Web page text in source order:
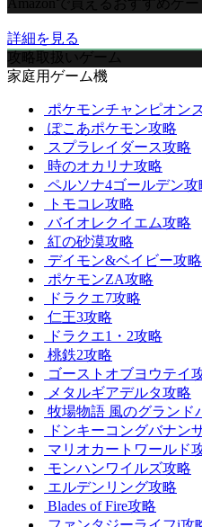
Amazonで買えるおすすめゲ
詳細を見る
攻略取扱いゲーム
家庭用ゲーム機
ポケモンチャンピオン
ぽこあポケモン攻略
スプラレイダース攻略
時のオカリナ攻略
ペルソナ4ゴールデン攻
トモコレ攻略
バイオレクイエム攻略
紅の砂漠攻略
デイモン&ベイビー攻略
ポケモンZA攻略
ドラクエ7攻略
仁王3攻略
ドラクエ1・2攻略
桃鉄2攻略
ゴーストオブヨウテイ
メタルギアデルタ攻略
牧場物語 風のグランド
ドンキーコングバナン
マリオカートワールド
モンハンワイルズ攻略
エルデンリング攻略
Blades of Fire攻略